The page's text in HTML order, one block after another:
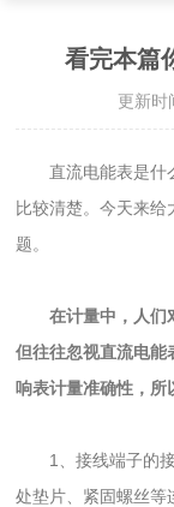
看完本篇
更新
直流电能表是什么
比较清楚。今天来给
题。
在计量中，人们
但往往忽视直流电能
响表计量准确性，所
1、接线端子的接
处垫片、紧固螺丝等